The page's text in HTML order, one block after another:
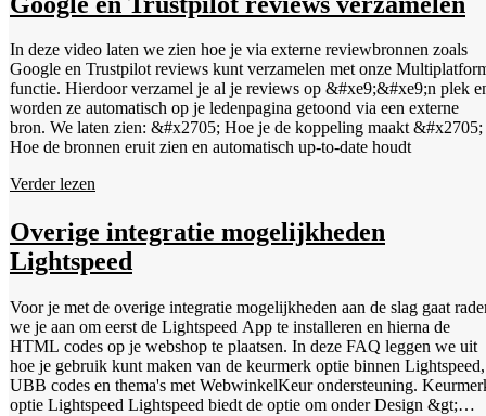
geselecteerde platform.
In deze video laten we zien hoe je via externe reviewbronnen zoals
Google en Trustpilot reviews kunt verzamelen met onze
functie. Hierdoor verzamel je al je reviews op &#xe9;&#xe9;n plek
worden ze automatisch op je ledenpagina getoond via een externe
bron. We laten zien: &#x2705; Hoe je de koppeling maakt &#x2705;
Hoe de bronnen eruit zien en automatisch up-to-date houdt
Verder lezen
Overige integratie mogelijkheden
Lightspeed
Voor je met de overige integratie mogelijkheden aan de slag gaat
we je aan om eerst de Lightspeed App te installeren en hierna de
HTML codes op je webshop te plaatsen. In deze FAQ leggen we uit
hoe je gebruik kunt maken van de keurmerk optie binnen Lightspeed,
UBB codes en thema's met WebwinkelKeur ondersteuning. Keurmerk
optie Lightspeed Lightspeed biedt de optie om onder Design &gt;